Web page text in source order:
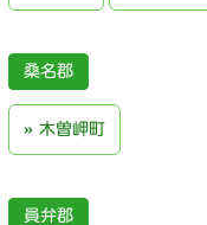
桑名郡
木曽岬町
員弁郡